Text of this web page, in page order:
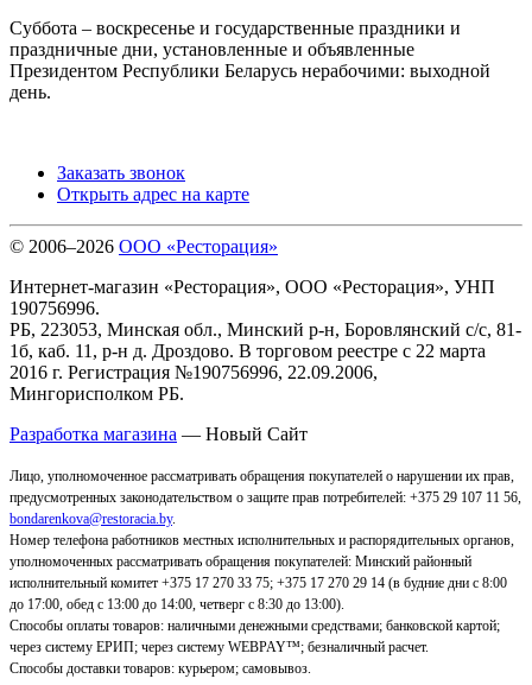
Суббота – воскресенье и государственные праздники и
праздничные дни, установленные и объявленные
Президентом Республики Беларусь нерабочими: выходной
день.
Заказать звонок
Открыть адрес на карте
© 2006–2026 ООО «Ресторация»
Интернет-магазин «Ресторация», ООО «Ресторация», УНП
190756996.
РБ, 223053, Минская обл., Минский р-н, Боровлянский с/с, 81-
1б, каб. 11, р-н д. Дроздово. В торговом реестре с 22 марта
2016 г. Регистрация №190756996, 22.09.2006,
Мингорисполком РБ.
Разработка магазина — Новый Сайт
Лицо, уполномоченное рассматривать обращения покупателей о нарушении их прав,
предусмотренных законодательством о защите прав потребителей: +375 29 107 11 56,
bondarenkova@restoracia.by.
Номер телефона работников местных исполнительных и распорядительных органов,
уполномоченных рассматривать обращения покупателей: Минский районный
исполнительный комитет +375 17 270 33 75; +375 17 270 29 14 (в будние дни с 8:00
до 17:00, обед с 13:00 до 14:00, четверг с 8:30 до 13:00).
Способы оплаты товаров: наличными денежными средствами; банковской картой;
через систему ЕРИП; через систему WEBPAY™; безналичный расчет.
Способы доставки товаров: курьером; самовывоз.